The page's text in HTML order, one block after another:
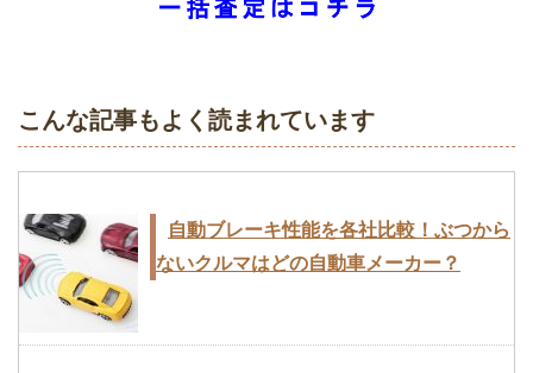
こんな記事もよく読まれています
自動ブレーキ性能を各社比較！ぶつから
ないクルマはどの自動車メーカー？